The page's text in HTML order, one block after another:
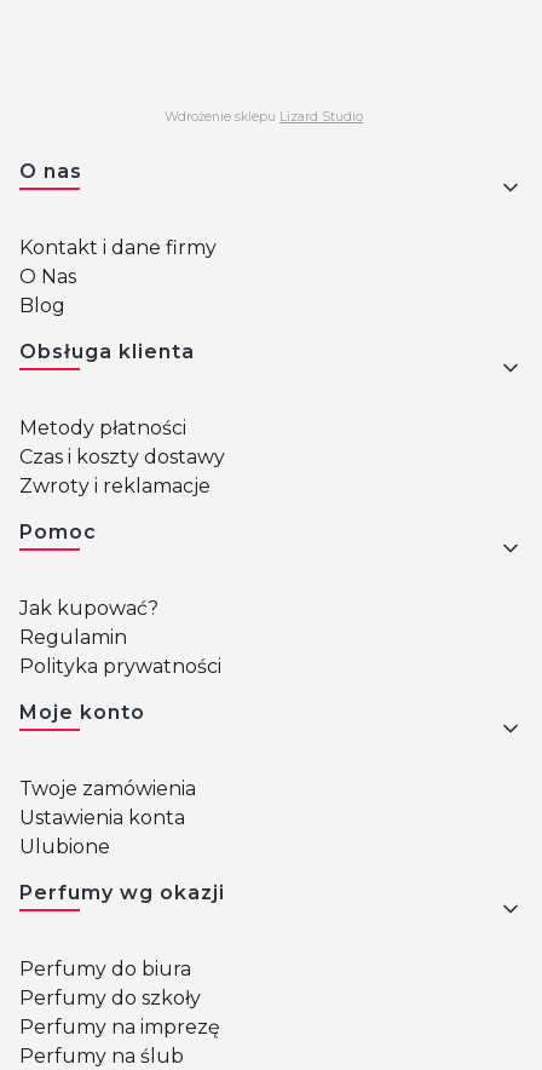
Wdrożenie sklepu Lizard Studio
Linki w stopce
O nas
Kontakt i dane firmy
O Nas
Blog
Obsługa klienta
Metody płatności
Czas i koszty dostawy
Zwroty i reklamacje
Pomoc
Jak kupować?
Regulamin
Polityka prywatności
Moje konto
Twoje zamówienia
Ustawienia konta
Ulubione
Perfumy wg okazji
Perfumy do biura
Perfumy do szkoły
Perfumy na imprezę
Perfumy na ślub